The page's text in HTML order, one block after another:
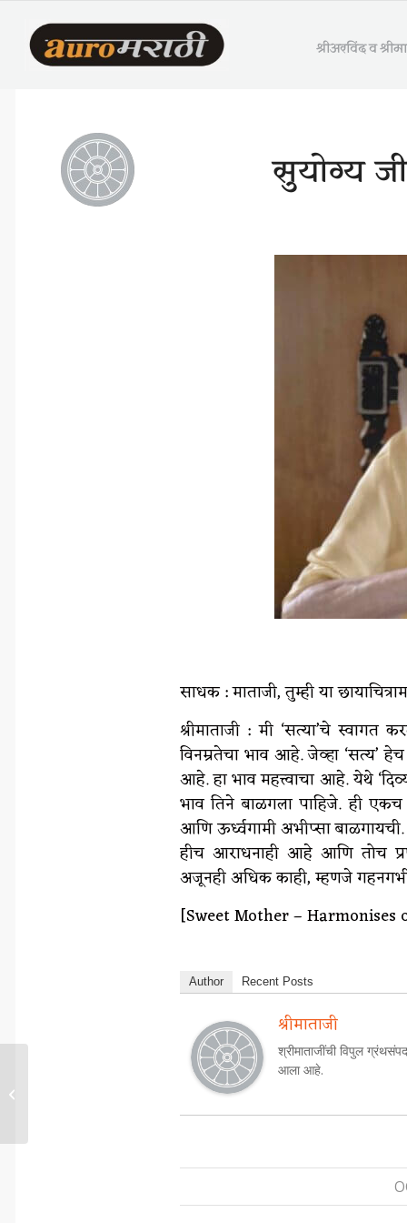
श्रीअरविंद व
सुयोग्य
साधक : माताजी, तुम्ही या
श्रीमाताजी : मी ‘सत्या’चे
विनम्रतेचा भाव आहे. जेव्हा ‘सत्य’
आहे. हा भाव महत्त्वाचा आहे. येथे
भाव तिने बाळगला पाहिजे. ही
आणि ऊर्ध्वगामी अभीप्सा
हीच आराधनाही आहे आणि तोच
अजूनही अधिक काही, म्हणजे
[Sweet Mother – Harmonises
Author Recent Posts
श्रीमाताजी
श्रीमाताजींची विपुल
आला आहे.